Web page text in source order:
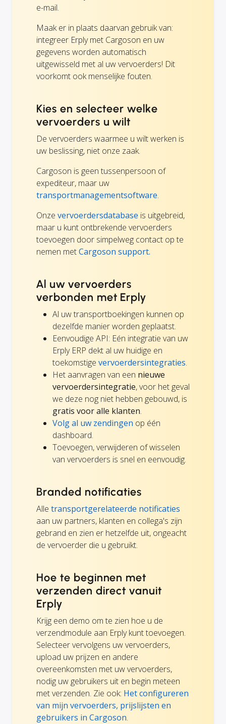
e-mail.
Maak er in plaats daarvan gebruik van:
integreer Erply met Cargoson en uw
gegevens worden automatisch
uitgewisseld met al uw vervoerders! Dit
voorkomt ook menselijke fouten.
Kies en selecteer welke
vervoerders u wilt
De vervoerders waarmee u wilt werken is
uw beslissing, niet onze zaak.
Cargoson is geen tussenpersoon of
expediteur, maar uw
transportmanagementsoftware.
Onze vervoerdersdatabase is uitgebreid,
maar u kunt ontbrekende vervoerders
toevoegen door simpelweg contact op te
nemen metCargoson support.
Al uw vervoerders
verbonden met Erply
Al uw transportboekingen kunnen op
dezelfde manier worden geplaatst.
Eenvoudige API: Eén integratie van uw
Erply ERP dekt al uw huidige en
toekomstige vervoerdersintegraties.
Het aanvragen van een nieuwe
vervoerdersintegratie, voor het geval
we deze nog niet hebben gebouwd, is
gratis voor alle klanten.
Volg al uw zendingen op één
dashboard.
Toevoegen, verwijderen of wisselen
van vervoerders is snel en eenvoudig.
Branded notificaties
Alle transportgerelateerde notificaties
aan uw partners, klanten en collega's zijn
gebrand en zien er hetzelfde uit, ongeacht
de vervoerder die u gebruikt.
Hoe te beginnen met
verzenden direct vanuit
Erply
Krijg een demo om te zien hoe u de
verzendmodule aan Erply kunt toevoegen.
Selecteer vervolgens uw vervoerders,
upload uw prijzen en andere
overeenkomsten met uw vervoerders,
nodig uw gebruikers uit en begin meteen
met verzenden. Zie ook: Het configureren
van mijn vervoerders, prijslijsten en
gebruikers in Cargoson.